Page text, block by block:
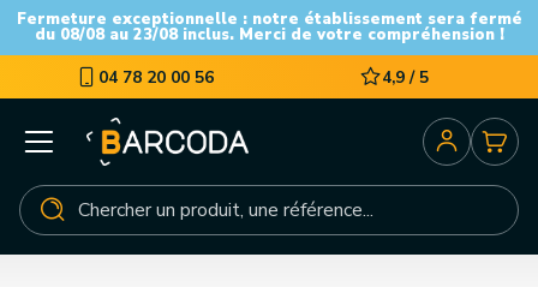
Fermeture exceptionnelle : notre établissement sera fermé
du 08/08 au 23/08 inclus. Merci de votre compréhension !
04 78 20 00 56 4,9 / 5